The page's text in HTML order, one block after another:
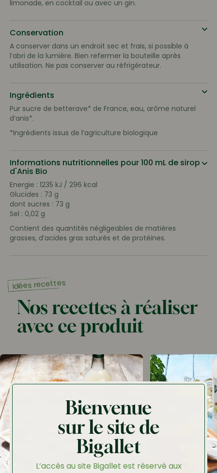
Bienvenue
sur le site de
Bigallet
L’accès au site Bigallet est réservé aux
limonade, en cocktail ou avec un gin.
Conservation
A conserver dans un endroit sec et frais, si possible à
l’abri de la lumière. Bien refermer la bouteille après
utilisation. Ne pas conserver au réfrigérateur.
Ingrédients
Pur sucre de betterave* de France, eau, arôme naturel
d’anis*.
*Ingrédients issus de l’agriculture biologique
Informations nutritionnelles pour 100 mL de sirop
d'Anis Bio
Energie : 1235 kJ / 296 kcal
Glucides : 73 g
dont sucres : 73 g
Sel : 0,02 g
Contient des quantités négligeables de matières
grasses, d’acides gras saturés et de protéines.
Idées recettes
Nos recettes à réaliser
avec ce produit